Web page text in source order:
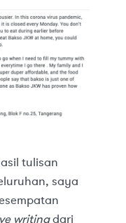
tulisan
saya
writingdari